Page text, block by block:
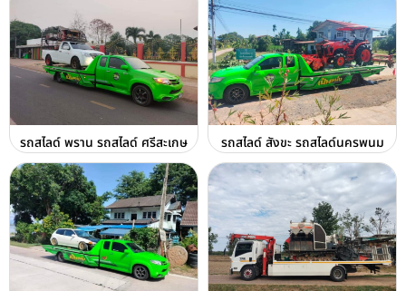
รถสไลด์ พราน รถสไลด์ ศรีสะเกษ รถสไลด์ สังขะ รถสไลด์นครพนม